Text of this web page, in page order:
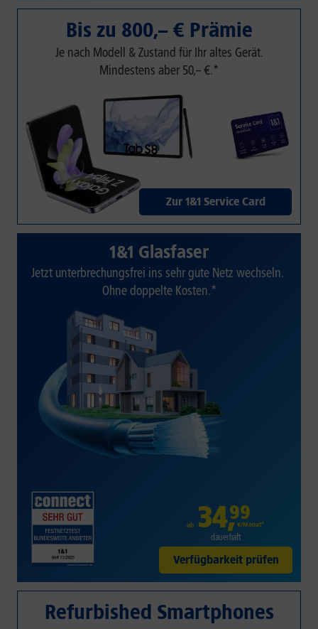
Bis zu 800,– € Prämie
Je nach Modell & Zustand für Ihr altes Gerät.
Mindestens aber 50,– €.*
Zur 1&1 Service Card
1&1 Glasfaser
Jetzt unterbrechungsfrei ins sehr gute Netz wechseln.
Ohne doppelte Kosten.*
ab 34,99
€/Monat*
dauerhaft
Verfügbarkeit prüfen
Refurbished Smartphones